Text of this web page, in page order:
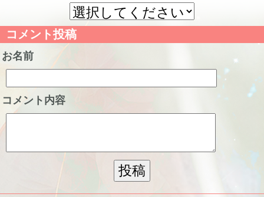
コメント投稿
お名前
コメント内容